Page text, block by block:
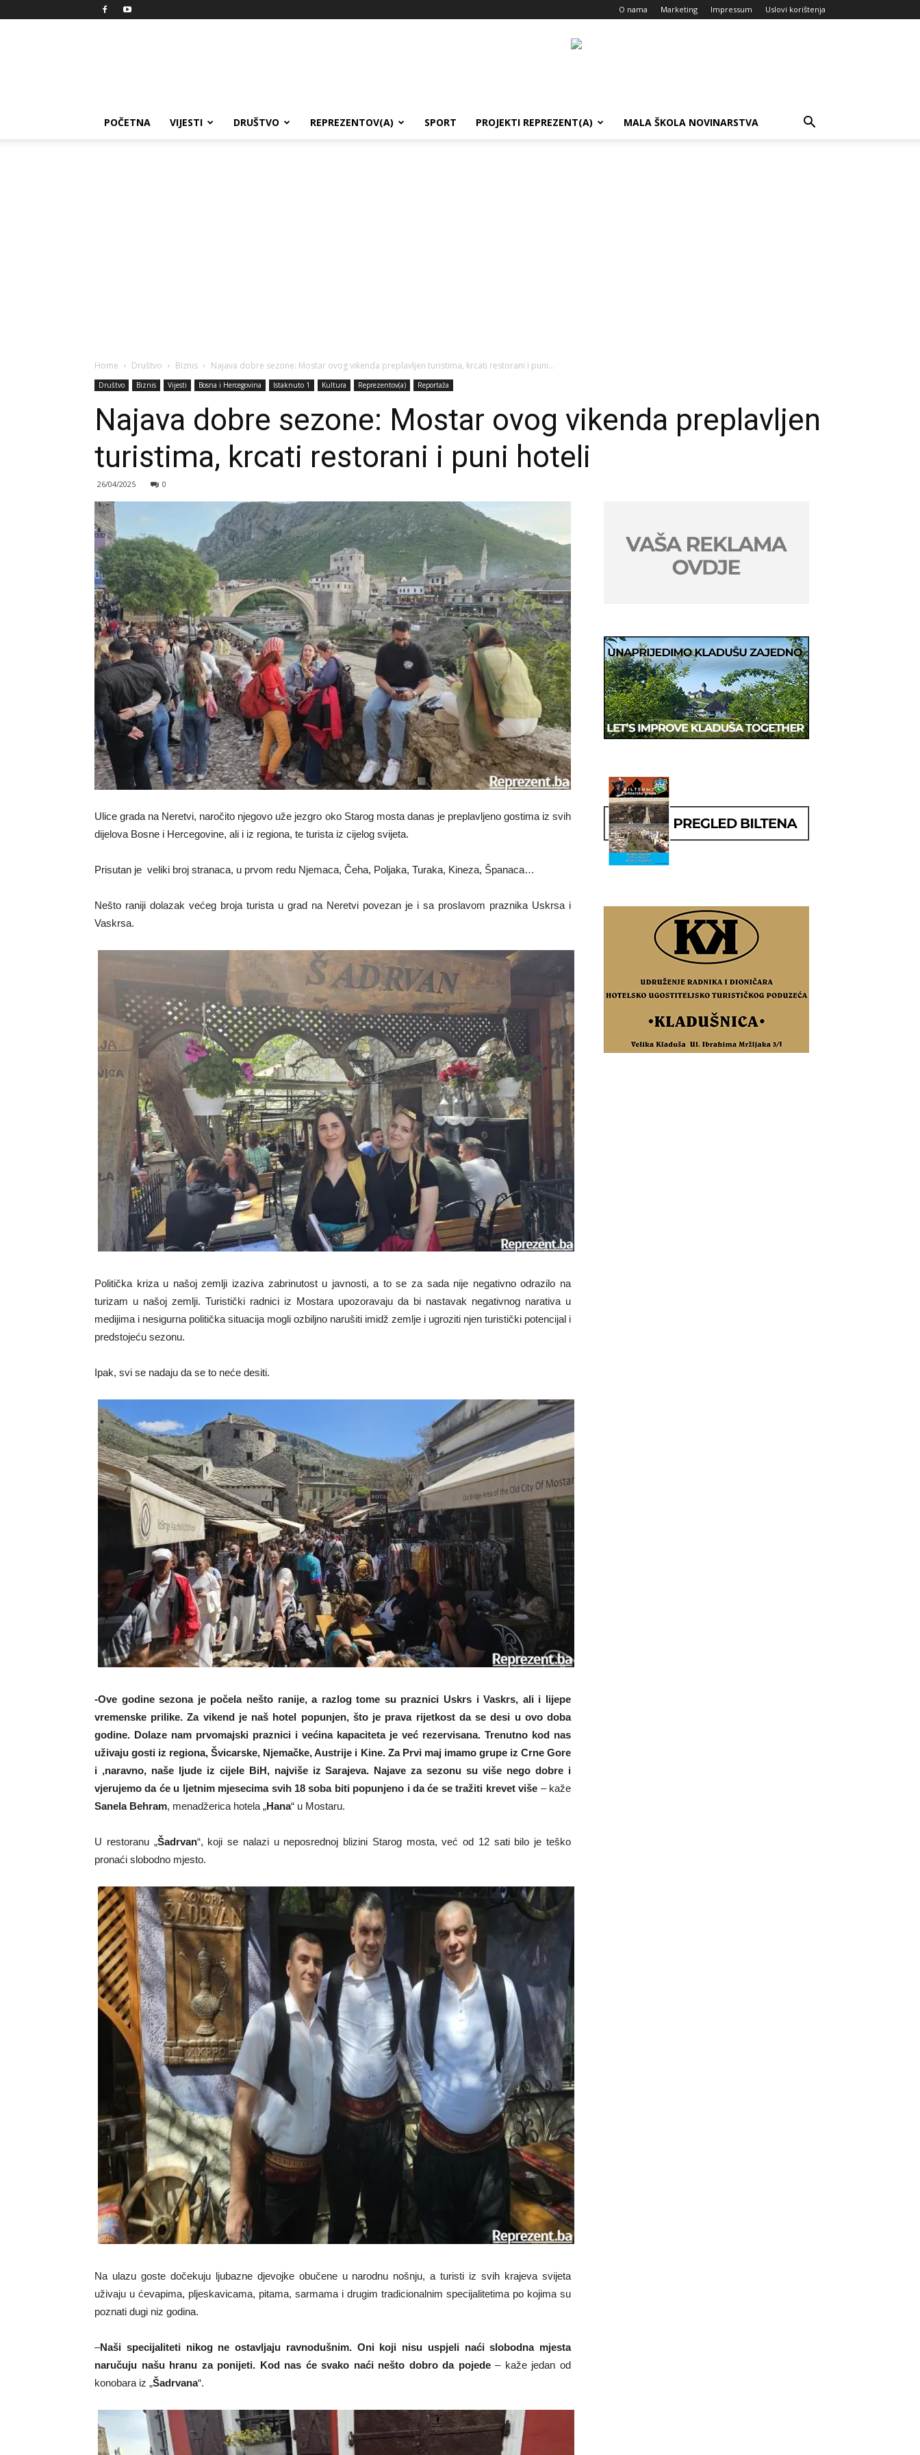
O nama Marketing Impressum Uslovi korištenja
POČETNA VIJESTI DRUŠTVO REPREZENTOV(A) SPORT PROJEKTI REPREZENT(A) MALA ŠKOLA NOVINARSTVA
Home Društvo Biznis Najava dobre sezone: Mostar ovog vikenda preplavljen turistima, krcati restorani i puni...
Društvo Biznis Vijesti Bosna i Hercegovina Istaknuto 1 Kultura Reprezentov(a) Reportaža
Najava dobre sezone: Mostar ovog vikenda preplavljen
turistima, krcati restorani i puni hoteli
26/04/2025 0
Ulice grada na Neretvi, naročito njegovo uže jezgro oko Starog mosta danas je preplavljeno gostima iz svih
dijelova Bosne i Hercegovine, ali i iz regiona, te turista iz cijelog svijeta.
Prisutan je veliki broj stranaca, u prvom redu Njemaca, Čeha, Poljaka, Turaka, Kineza, Španaca…
Nešto raniji dolazak većeg broja turista u grad na Neretvi povezan je i sa proslavom praznika Uskrsa i
Vaskrsa.
Politička kriza u našoj zemlji izaziva zabrinutost u javnosti, a to se za sada nije negativno odrazilo na
turizam u našoj zemlji. Turistički radnici iz Mostara upozoravaju da bi nastavak negativnog narativa u
medijima i nesigurna politička situacija mogli ozbiljno narušiti imidž zemlje i ugroziti njen turistički potencijal i
predstojeću sezonu.
Ipak, svi se nadaju da se to neće desiti.
-Ove godine sezona je počela nešto ranije, a razlog tome su praznici Uskrs i Vaskrs, ali i lijepe
vremenske prilike. Za vikend je naš hotel popunjen, što je prava rijetkost da se desi u ovo doba
godine. Dolaze nam prvomajski praznici i većina kapaciteta je već rezervisana. Trenutno kod nas
uživaju gosti iz regiona, Švicarske, Njemačke, Austrije i Kine. Za Prvi maj imamo grupe iz Crne Gore
i ,naravno, naše ljude iz cijele BiH, najviše iz Sarajeva. Najave za sezonu su više nego dobre i
vjerujemo da će u ljetnim mjesecima svih 18 soba biti popunjeno i da će se tražiti krevet više – kaže
Sanela Behram, menadžerica hotela „Hana“ u Mostaru.
U restoranu „Šadrvan“, koji se nalazi u neposrednoj blizini Starog mosta, već od 12 sati bilo je teško
pronaći slobodno mjesto.
Na ulazu goste dočekuju ljubazne djevojke obučene u narodnu nošnju, a turisti iz svih krajeva svijeta
uživaju u ćevapima, pljeskavicama, pitama, sarmama i drugim tradicionalnim specijalitetima po kojima su
poznati dugi niz godina.
–Naši specijaliteti nikog ne ostavljaju ravnodušnim. Oni koji nisu uspjeli naći slobodna mjesta
naručuju našu hranu za ponijeti. Kod nas će svako naći nešto dobro da pojede– kaže jedan od
konobara iz „Šadrvana“.